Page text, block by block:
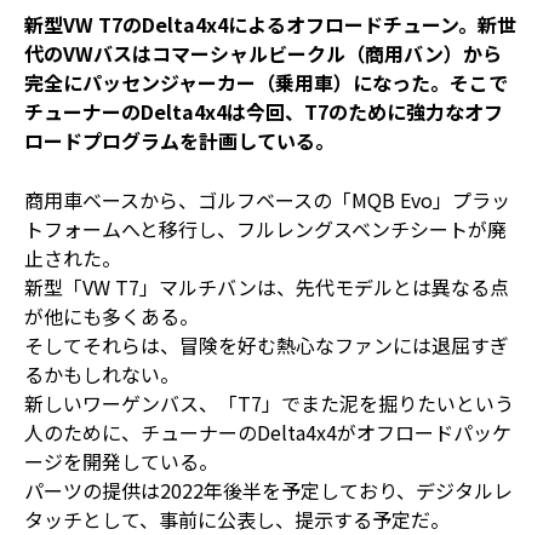
新型VW T7のDelta4x4によるオフロードチューン。新世
代のVWバスはコマーシャルビークル（商用バン）から
完全にパッセンジャーカー（乗用車）になった。そこで
チューナーのDelta4x4は今回、T7のために強力なオフ
ロードプログラムを計画している。
商用車ベースから、ゴルフベースの「MQB Evo」プラッ
トフォームへと移行し、フルレングスベンチシートが廃
止された。
新型「VW T7」マルチバンは、先代モデルとは異なる点
が他にも多くある。
そしてそれらは、冒険を好む熱心なファンには退屈すぎ
るかもしれない。
新しいワーゲンバス、「T7」でまた泥を掘りたいという
人のために、チューナーのDelta4x4がオフロードパッケ
ージを開発している。
パーツの提供は2022年後半を予定しており、デジタルレ
タッチとして、事前に公表し、提示する予定だ。